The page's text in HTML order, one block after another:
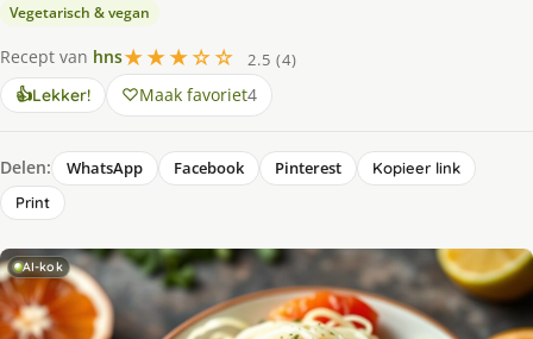
Vegetarisch & vegan
Recept van hns★★★☆☆
2.5 (4)
👍Lekker! Maak favoriet4
Delen: WhatsApp Facebook Pinterest
Kopieer link
Print
AI-kok